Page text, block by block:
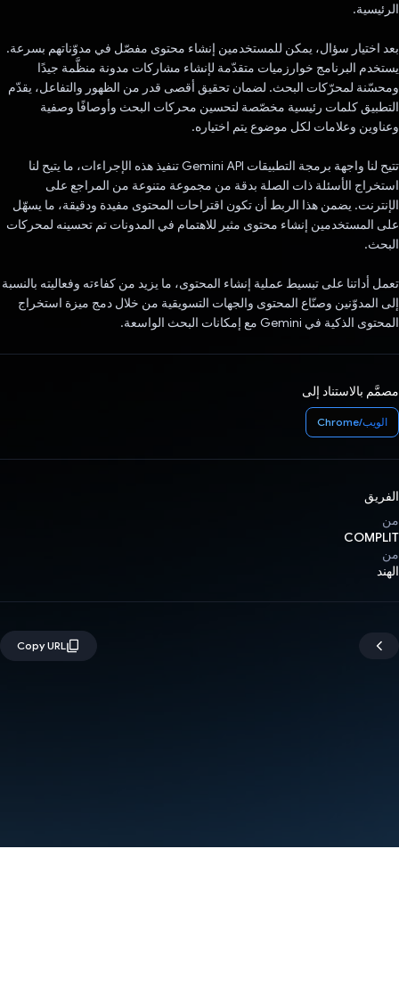
الرئيسية.
بعد اختيار سؤال، يمكن للمستخدمين إنشاء محتوى مفصّل في مدوّناتهم بسرعة.
يستخدم البرنامج خوارزميات متقدّمة لإنشاء مشاركات مدونة منظَّمة جيدًا
ومحسّنة لمحرّكات البحث. لضمان تحقيق أقصى قدر من الظهور والتفاعل، يقدّم
التطبيق كلمات رئيسية مخصّصة لتحسين محركات البحث وأوصافًا وصفية
وعناوين وعلامات لكل موضوع يتم اختياره.
تتيح لنا واجهة برمجة التطبيقات Gemini API تنفيذ هذه الإجراءات، ما يتيح لنا
استخراج الأسئلة ذات الصلة بدقة من مجموعة متنوعة من المراجع على
الإنترنت. يضمن هذا الربط أن تكون اقتراحات المحتوى مفيدة ودقيقة، ما يسهّل
على المستخدمين إنشاء محتوى مثير للاهتمام في المدونات تم تحسينه لمحركات
البحث.
تعمل أداتنا على تبسيط عملية إنشاء المحتوى، ما يزيد من كفاءته وفعاليته بالنسبة
إلى المدوّنين وصنّاع المحتوى والجهات التسويقية من خلال دمج ميزة استخراج
المحتوى الذكية في Gemini مع إمكانات البحث الواسعة.
مصمَّم بالاستناد إلى
الويب/Chrome
الفريق
من
COMPLIT
من
الهند